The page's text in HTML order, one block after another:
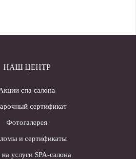
НАШ ЦЕНТР
спа салона
сертификат
Фотогалерея
и сертификаты
услуги SPA-салона